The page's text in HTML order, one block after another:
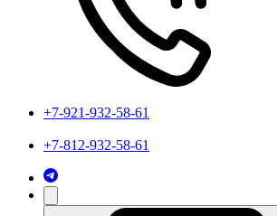
+7-921-932-58-61
+7-812-932-58-61